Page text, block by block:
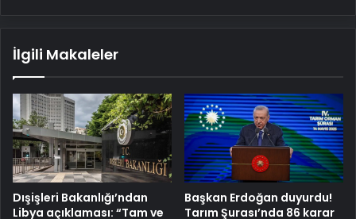
İlgili Makaleler
Dışişleri Bakanlığı’ndan
Libya açıklaması: “Tam ve
Başkan Erdoğan duyurdu!
Tarım Şurası’nda 86 karar